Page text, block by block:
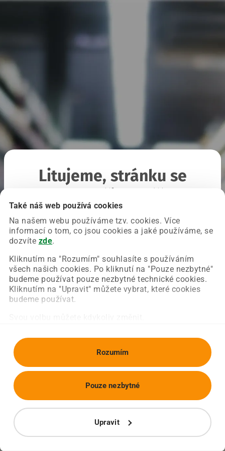
Také náš web používá cookies
Na našem webu používáme tzv. cookies. Více
informací o tom, co jsou cookies a jaké používáme, se
dozvíte zde.
Kliknutím na "Rozumím" souhlasíte s používáním
všech našich cookies. Po kliknutí na "Pouze nezbytné"
budeme používat pouze nezbytné technické cookies.
Kliknutím na "Upravit" můžete vybrat, které cookies
budeme používat.
Rozumím
Upravit
Pouze nezbytné
Litujeme, stránku se
Chyba nastala na naší straně a už ji opravujeme.
Zkuste prosím znovu načíst požadovanou stránku.
Obnovit stránku Úvodní strana